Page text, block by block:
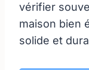
vérifier
maison bien
solide et